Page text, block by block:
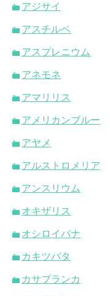
アジサイ
アスチルベ
アスプレニウム
アネモネ
アマリリス
アメリカンブルー
アヤメ
アルストロメリア
アンスリウム
オキザリス
オシロイバナ
カキツバタ
カサブランカ